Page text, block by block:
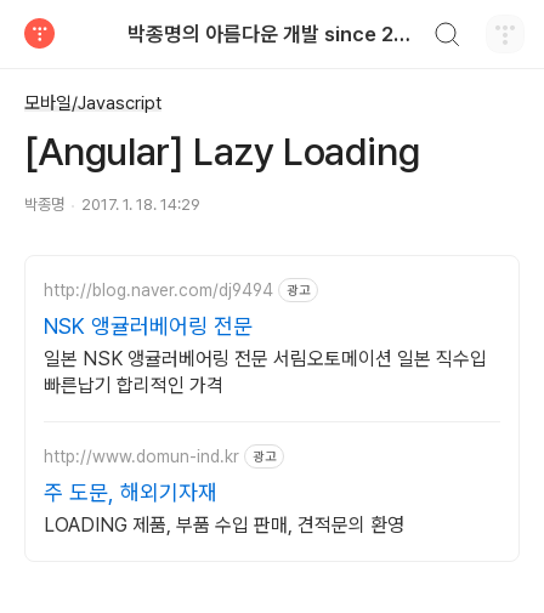
박종명의 아름다운 개발 since 2010.06
모바일/Javascript
[Angular] Lazy Loading
박종명 2017. 1. 18. 14:29
http://blog.naver.com/dj9494 광고
NSK 앵귤러베어링 전문
일본 NSK 앵귤러베어링 전문 서림오토메이션 일본 직수입
빠른납기 합리적인 가격
http://www.domun-ind.kr 광고
주 도문, 해외기자재
LOADING 제품, 부품 수입 판매, 견적문의 환영